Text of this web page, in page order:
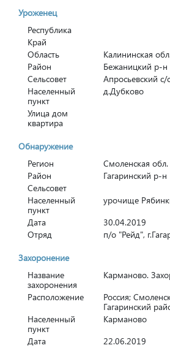
Уроженец
Республика
Край
Область
Калининская
Район
Бежаницкий р-н
Сельсовет
Апросьевский с/с
Населенный
пункт
д.Дубково
Улица дом
квартира
Обнаружение
Регион
Смоленская обл.
Район
Гагаринский р-н
Сельсовет
Населенный
пункт
урочище
Дата
30.04.2019
Отряд
п/о "Рейд",
Захоронение
Название
захоронения
Карманово.
Расположение
Россия;
Гагаринский
Населенный
пункт
Карманово
Дата
22.06.2019